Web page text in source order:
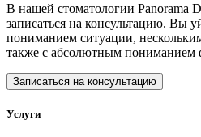
В нашей стоматологии Panorama
записаться на консультацию. Вы
пониманием ситуации,
также с абсолютным пониманием
Записаться на консультацию
Услуги